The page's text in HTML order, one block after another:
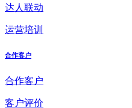
达人联动
运营培训
合作客户
合作客户
客户评价